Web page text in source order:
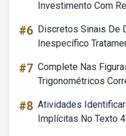
Investimento Com
#6 Discretos Sinais De
Inespecífico
#7 Complete Nas
Trigonométricos
#8 Atividades
Implícitas No Texto